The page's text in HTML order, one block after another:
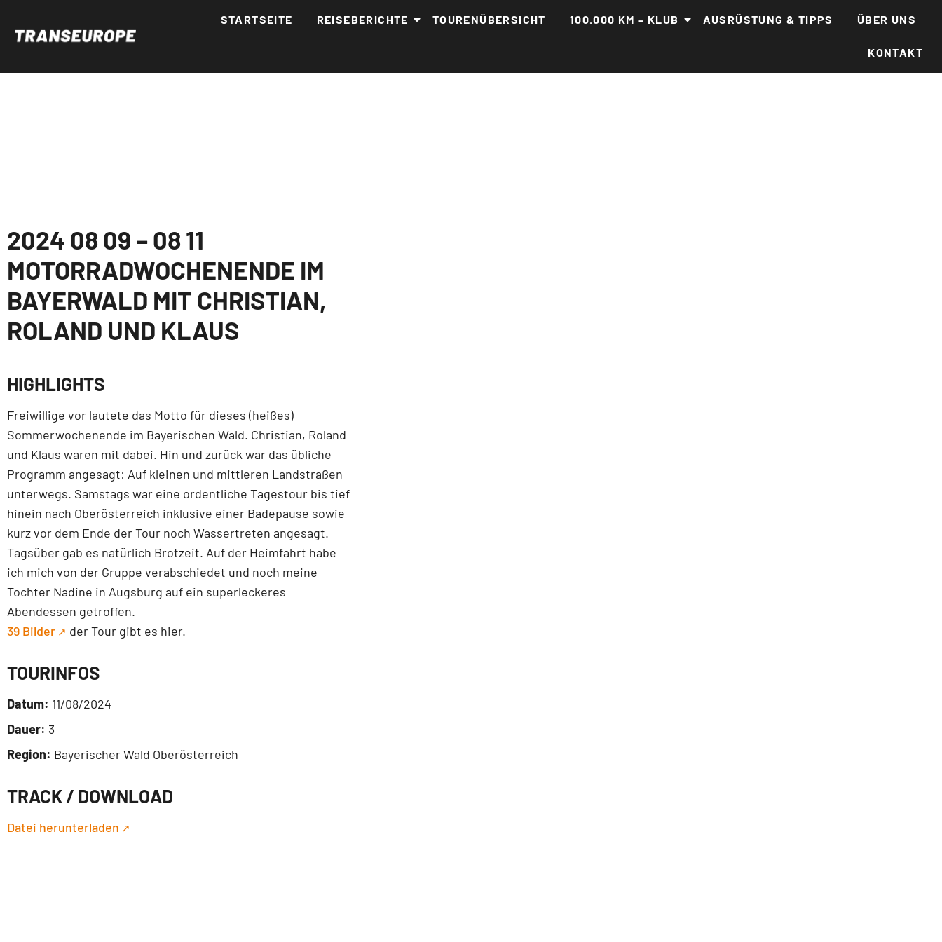
STARTSEITE REISEBERICHTE TOURENÜBERSICHT 100.000 KM – KLUB AUSRÜSTUNG & TIPPS ÜBER UNS
KONTAKT
2024 08 09 – 08 11
MOTORRADWOCHENENDE IM
BAYERWALD MIT CHRISTIAN,
ROLAND UND KLAUS
HIGHLIGHTS
Freiwillige vor lautete das Motto für dieses (heißes)
Sommerwochenende im Bayerischen Wald. Christian, Roland
und Klaus waren mit dabei. Hin und zurück war das übliche
Programm angesagt: Auf kleinen und mittleren Landstraßen
unterwegs. Samstags war eine ordentliche Tagestour bis tief
hinein nach Oberösterreich inklusive einer Badepause sowie
kurz vor dem Ende der Tour noch Wassertreten angesagt.
Tagsüber gab es natürlich Brotzeit. Auf der Heimfahrt habe
ich mich von der Gruppe verabschiedet und noch meine
Tochter Nadine in Augsburg auf ein superleckeres
Abendessen getroffen.
39 Bilder
der Tour gibt es hier.
TOURINFOS
Datum: 11/08/2024
Dauer: 3
Region: Bayerischer Wald Oberösterreich
TRACK / DOWNLOAD
Datei herunterladen